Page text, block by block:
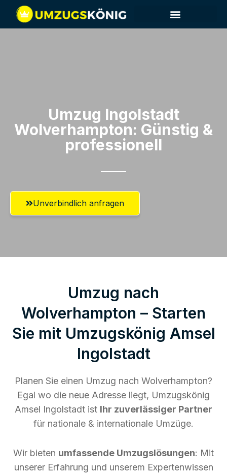
Umzug Ingolstadt​
Wolverhampton: Günstig &
professionell​
Unverbindlich anfragen
Umzug nach
Wolverhampton – Starten
Sie mit Umzugskönig Amsel
Ingolstadt
Planen Sie einen Umzug nach Wolverhampton?
Egal wo die neue Adresse liegt, Umzugskönig
Amsel Ingolstadt ist Ihr zuverlässiger Partner
für nationale & internationale Umzüge.
Wir bieten umfassende Umzugslösungen: Mit
unserer Erfahrung und unserem Expertenwissen